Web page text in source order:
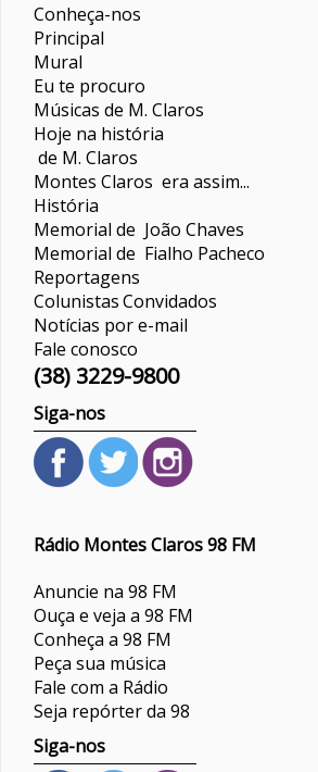
Conheça-nos
Principal
Mural
Eu te procuro
Músicas de M. Claros
Hoje na história
de M. Claros
Montes Claros era assim...
História
Memorial de João Chaves
Memorial de Fialho Pacheco
Reportagens
ColunistasConvidados
Notícias por e-mail
Fale conosco
(38) 3229-9800
Siga-nos
Rádio Montes Claros 98 FM
Anuncie na 98 FM
Ouça e veja a 98 FM
Conheça a 98 FM
Peça sua música
Fale com a Rádio
Seja repórter da 98
Siga-nos